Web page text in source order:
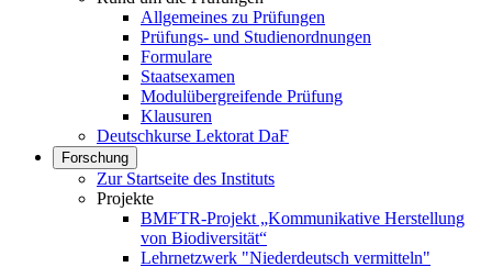
Allgemeines zu Prüfungen
Prüfungs- und Studienordnungen
Formulare
Staatsexamen
Modulübergreifende Prüfung
Klausuren
Deutschkurse Lektorat DaF
Forschung
Zur Startseite des Instituts
Projekte
BMFTR-Projekt „Kommunikative Herstellung
von Biodiversität“
Lehrnetzwerk "Niederdeutsch vermitteln"